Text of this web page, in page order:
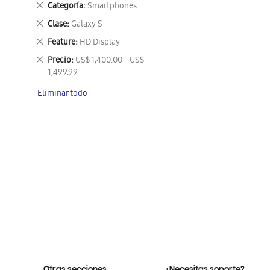
Categoría Smartphones
Eliminar
este
artículo
Clase Galaxy S
Eliminar
este
artículo
Feature HD Display
Eliminar
este
artículo
Precio US$ 1,400.00 - US$
1,499.99
Eliminar
este
Eliminar todo